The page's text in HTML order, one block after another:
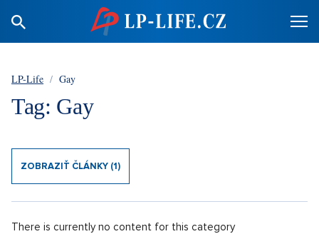
LP-Life / Gay
Tag: Gay
ZOBRAZIŤ ČLÁNKY (1)
There is currently no content for this category